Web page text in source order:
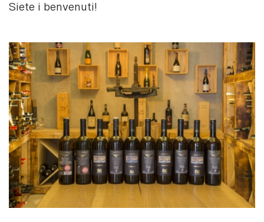
Siete i benvenuti!